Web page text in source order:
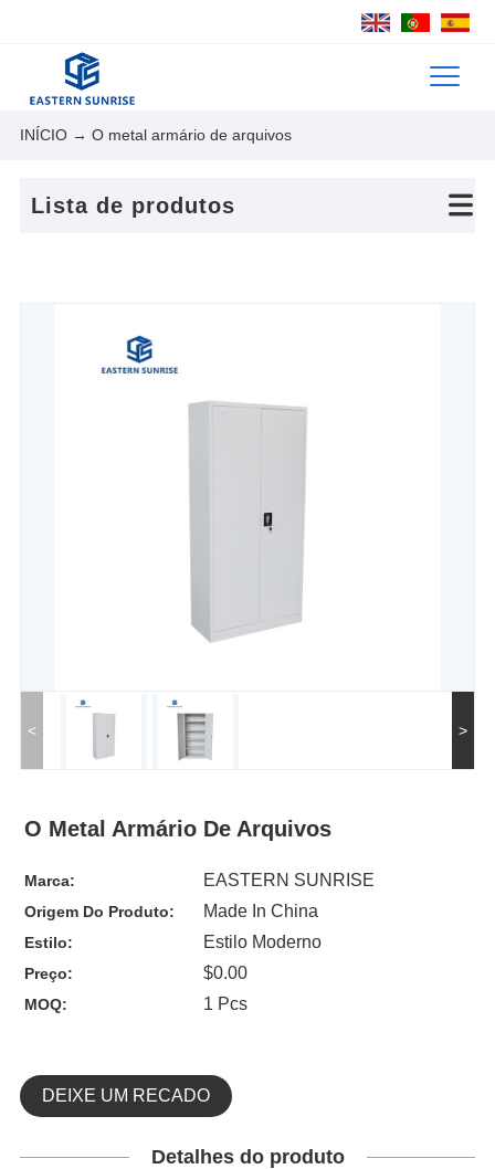
INÍCIO→ O metal armário de arquivos
Lista de produtos
>
<
O Metal Armário De Arquivos
Marca: EASTERN SUNRISE
Origem Do Produto: Made In China
Estilo: Estilo Moderno
Preço: $0.00
MOQ: 1 Pcs
DEIXE UM RECADO
Detalhes do produto